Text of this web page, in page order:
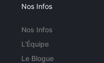
Nos Infos
Nos Infos
L'Équipe
Le Blogue